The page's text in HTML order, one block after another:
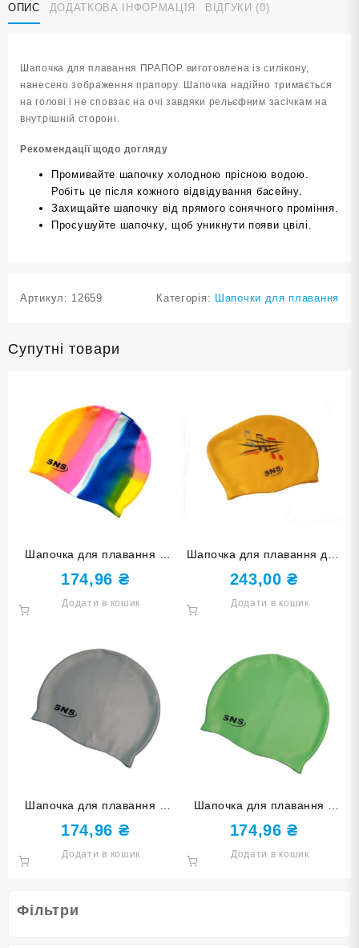
Фільтри
ПРАПОР
червона
ОПИС ДОДАТКОВА ІНФОРМАЦІЯ ВІДГУКИ (0)
Шапочка для плавання ПРАПОР виготовлена із силікону,
нанесено зображення прапору. Шапочка надійно тримається
на голові і не сповзає на очі завдяки рельєфним засічкам на
внутрішній стороні.
Рекомендації щодо догляду
Промивайте шапочку холодною прісною водою.
Робіть це після кожного відвідування басейну.
Захищайте шапочку від прямого сонячного проміння.
Просушуйте шапочку, щоб уникнути появи цвілі.
Артикул: 12659 Категорія: Шапочки для плавання
Супутні товари
Шапочка для плавання у
футлярі SNS мультиколір
SC-Ц1
174,96 ₴
Додати в кошик
Шапочка для плавання для
довгого волосся SNS KW-
1Ж yellow music
243,00₴
Додати в кошик
Шапочка для плавання у
футлярі SNS срібна SC-СЕ
174,96 ₴
Додати в кошик
Шапочка для плавання у
футлярі SNS салатова SC-
СА
174,96₴
Додати в кошик